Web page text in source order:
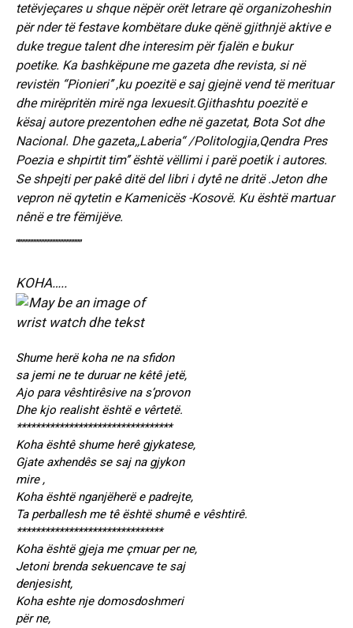
tetëvjeçares u shque nëpër orët letrare që organizoheshin
për nder të festave kombëtare duke qënë gjithnjë aktive e
duke tregue talent dhe interesim për fjalën e bukur
poetike. Ka bashkëpune me gazeta dhe revista, si në
revistën “Pionieri’’ ,ku poezitë e saj gjejnë vend të merituar
dhe mirëpritën mirë nga lexuesit.Gjithashtu poezitë e
kësaj autore prezentohen edhe në gazetat, Bota Sot dhe
Nacional. Dhe gazeta,,Laberia“ /Politologjia,Qendra Pres
Poezia e shpirtit tim’’ është vëllimi i parë poetik i autores.
Se shpejti per pakê ditë del libri i dytê ne dritë .Jeton dhe
vepron në qytetin e Kamenicës -Kosovë. Ku është martuar
nênë e tre fëmijëve.
“””””””””””””””””””””
KOHA…..
Shume herë koha ne na sfidon
sa jemi ne te duruar ne kêtê jetë,
Ajo para vêshtirêsive na s’provon
Dhe kjo realisht është e vêrtetë.
*********************************
Koha ështê shume herê gjykatese,
Gjate axhendês se saj na gjykon
mire ,
Koha është nganjëherë e padrejte,
Ta perballesh me tê është shumê e vêshtirê.
*******************************
Koha është gjeja me çmuar per ne,
Jetoni brenda sekuencave te saj
denjesisht,
Koha eshte nje domosdoshmeri
për ne,